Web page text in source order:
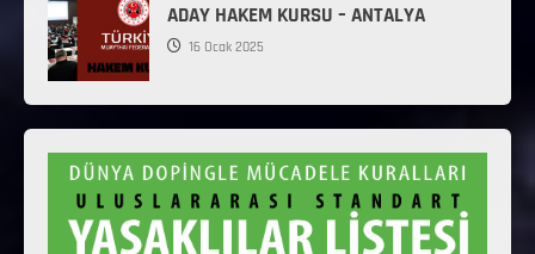
ADAY HAKEM KURSU – ANTALYA
16 Ocak 2025